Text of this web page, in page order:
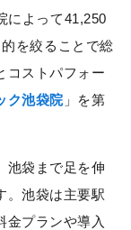
によって41,250
を絞ることで総
コストパフォー
ク池袋院」を第
池袋まで足を伸
。池袋は主要駅
金プランや導入